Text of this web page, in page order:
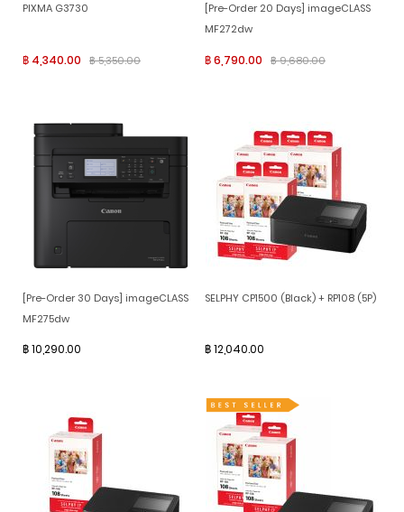
PIXMA G3730
฿ 4,340.00 ฿ 5,350.00
[Pre-Order 20 Days] imageCLASS
MF272dw
฿ 6,790.00 ฿ 9,680.00
[Pre-Order 30 Days] imageCLASS
MF275dw
฿ 10,290.00
SELPHY CP1500 (Black) + RP108 (5P)
฿ 12,040.00